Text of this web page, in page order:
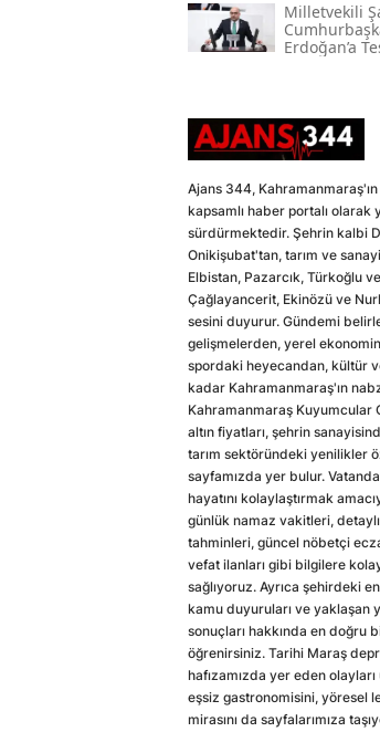
Milletvekili
Erdoğan’a
Ajans 344, Kahramanmaraş'ın
kapsamlı haber portalı olarak
sürdürmektedir. Şehrin kalbi
Onikişubat'tan, tarım ve
Elbistan, Pazarcık, Türkoğlu
Çağlayancerit, Ekinözü ve
sesini duyurur. Gündemi
gelişmelerden, yerel
spordaki heyecandan, kültür
kadar Kahramanmaraş'ın
Kahramanmaraş Kuyumcular
altın fiyatları, şehrin
tarım sektöründeki yenilikler
sayfamızda yer bulur.
hayatını kolaylaştırmak
günlük namaz vakitleri,
tahminleri, güncel nöbetçi
vefat ilanları gibi bilgilere
sağlıyoruz. Ayrıca şehirdeki
kamu duyuruları ve yaklaşan
sonuçları hakkında en doğru
öğrenirsiniz. Tarihi Maraş
hafızamızda yer eden
eşsiz gastronomisini, yöresel
mirasını da sayfalarımıza